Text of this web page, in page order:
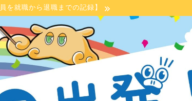
を就職から退職までの記録】